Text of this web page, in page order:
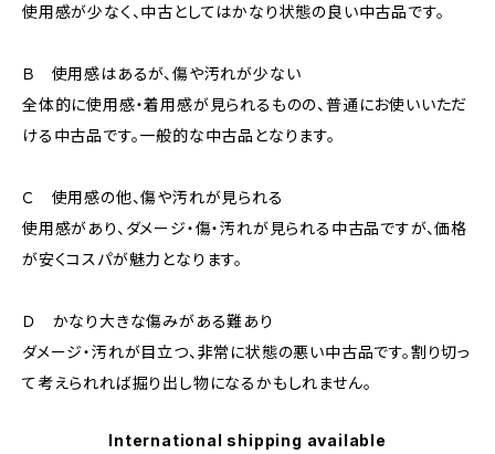
使用感が少なく、中古としてはかなり状態の良い中古品です。
Ｂ 使用感はあるが、傷や汚れが少ない
全体的に使用感・着用感が見られるものの、普通にお使いいただ
ける中古品です。一般的な中古品となります。
Ｃ 使用感の他、傷や汚れが見られる
使用感があり、ダメージ・傷・汚れが見られる中古品ですが、価格
が安くコスパが魅力となります。
Ｄ かなり大きな傷みがある難あり
ダメージ・汚れが目立つ、非常に状態の悪い中古品です。割り切っ
て考えられれば掘り出し物になるかもしれません。
International shipping available